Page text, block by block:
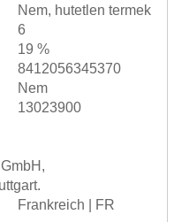
Nem, hutetlen termek
6
19 %
8412056345370
Nem
13023900
Frankreich | FR